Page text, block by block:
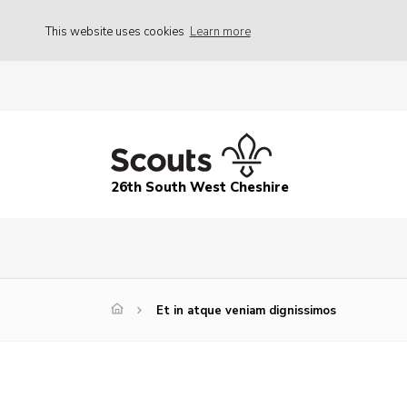
This website uses cookies Learn more
26th South West Cheshire
Et in atque veniam dignissimos